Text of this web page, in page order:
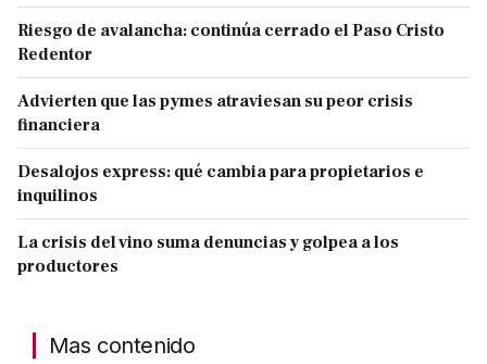
Riesgo de avalancha: continúa cerrado el Paso Cristo
Redentor
Advierten que las pymes atraviesan su peor crisis
financiera
Desalojos express: qué cambia para propietarios e
inquilinos
La crisis del vino suma denuncias y golpea a los
productores
Mas contenido